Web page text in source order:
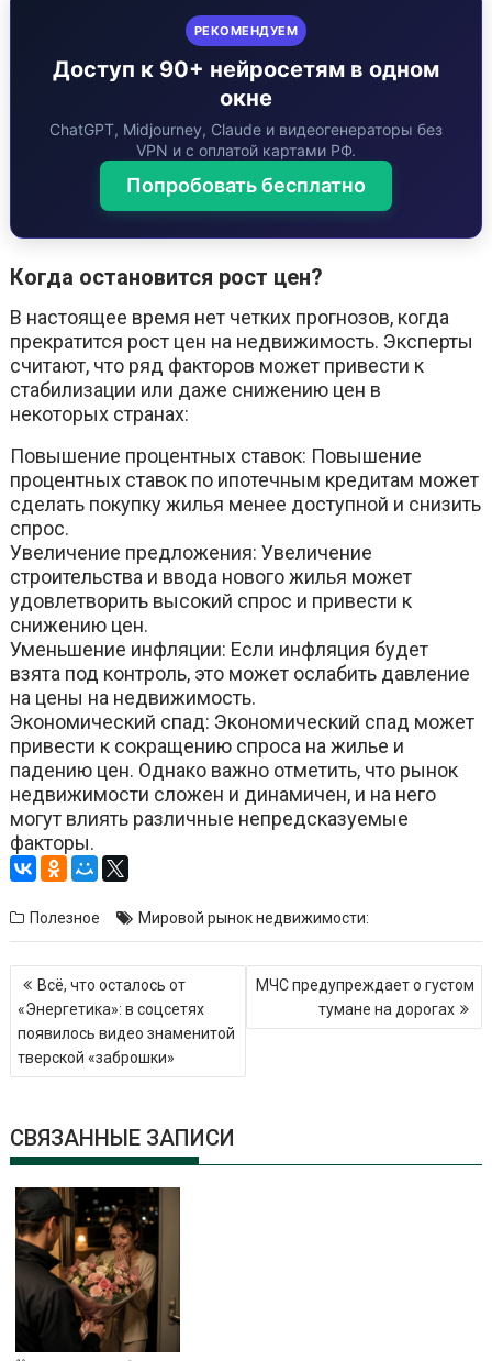
РЕКОМЕНДУЕМ
Доступ к 90+ нейросетям в одном
окне
ChatGPT, Midjourney, Claude и видеогенераторы без
VPN и с оплатой картами РФ.
Попробовать бесплатно
Когда остановится рост цен?
В настоящее время нет четких прогнозов, когда
прекратится рост цен на недвижимость. Эксперты
считают, что ряд факторов может привести к
стабилизации или даже снижению цен в
некоторых странах:
Повышение процентных ставок: Повышение
процентных ставок по ипотечным кредитам может
сделать покупку жилья менее доступной и снизить
спрос.
Увеличение предложения: Увеличение
строительства и ввода нового жилья может
удовлетворить высокий спрос и привести к
снижению цен.
Уменьшение инфляции: Если инфляция будет
взята под контроль, это может ослабить давление
на цены на недвижимость.
Экономический спад: Экономический спад может
привести к сокращению спроса на жилье и
падению цен. Однако важно отметить, что рынок
недвижимости сложен и динамичен, и на него
могут влиять различные непредсказуемые
факторы.
Полезное Мировой рынок недвижимости:
Навигация
по
записям
Всё, что осталось от
«Энергетика»: в соцсетях
появилось видео знаменитой
тверской «заброшки»
МЧС предупреждает о густом
тумане на дорогах
СВЯЗАННЫЕ ЗАПИСИ